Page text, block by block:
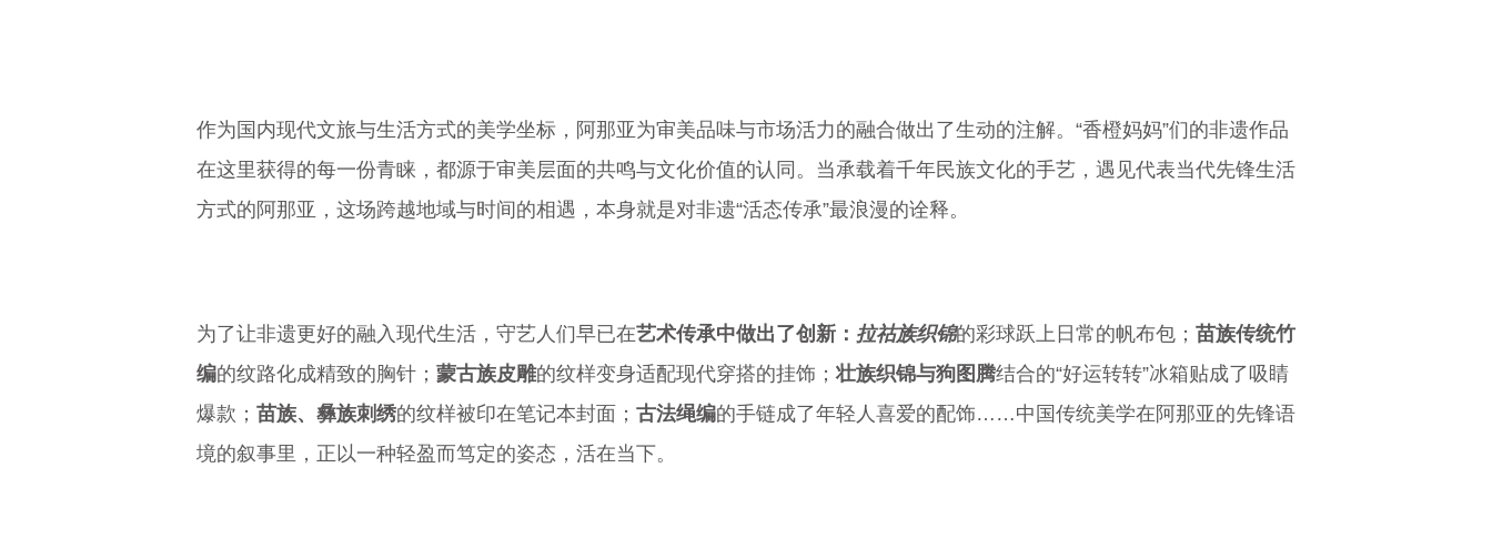
作为国内现代文旅与生活方式的美学坐标，阿那亚为审美品味与市场活力的融合做出了生动的注解。“香橙妈妈”们的非遗作品
在这里获得的每一份青睐，都源于审美层面的共鸣与文化价值的认同。当承载着千年民族文化的手艺，遇见代表当代先锋生活
方式的阿那亚，这场跨越地域与时间的相遇，本身就是对非遗“活态传承”最浪漫的诠释。
为了让非遗更好的融入现代生活，守艺人们早已在艺术传承中做出了创新： 拉祜族织锦的彩球跃上日常的帆布包； 苗族传统竹
编的纹路化成精致的胸针； 蒙古族皮雕的纹样变身适配现代穿搭的挂饰；壮族织锦与狗图腾结合的“好运转转”冰箱贴成了吸睛
爆款； 苗族、彝族刺绣的纹样被印在笔记本封面； 古法绳编的手链成了年轻人喜爱的配饰……中国传统美学在阿那亚的先锋语
境的叙事里，正以一种轻盈而笃定的姿态，活在当下。